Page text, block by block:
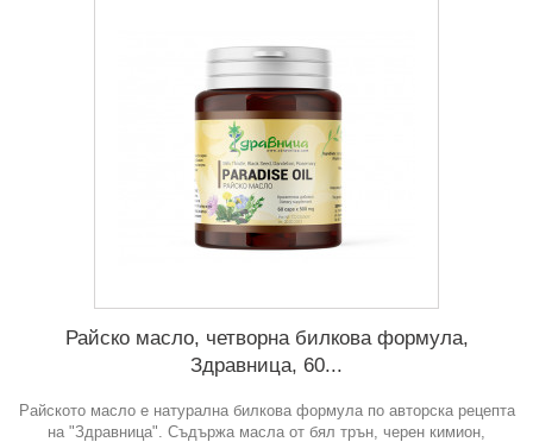
Райско масло, четворна билкова формула,
Здравница, 60...
Райското масло е натурална билкова формула по авторска рецепта
на "Здравница". Съдържа масла от бял трън, черен кимион,